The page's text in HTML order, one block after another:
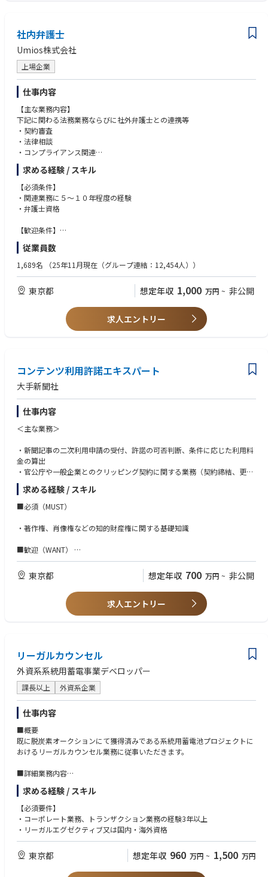
る幅広い事業ポートフォリオの知財・法務業務にも視野を広げていくこと
ができます。
■業務・会社の魅力
SBIグループは、証券・銀行・保険を核とした金融サービス事業を中心
に、資産運用、PE投資、暗号資産、バイオ・ヘルスケア、Web3にいたる
まで多角的に事業を展開しています。現在は、国内外で8,200万を超える
強固な顧客基盤を活かし、さらなる成長を続けています。
SBIホールディングス株式会社は、グループの中核となる持株会社とし
て、グループ全体の経営戦略策定や資本政策、ガバナンス強化を担い、金
融を超えた新たな価値創造と持続的成長を目指す、世界でもユニークな企
業生態系を築いています。
当社法務部では、当社およびグループ会社の契約審査や法的検討をはじ
め、法務に関連する業務全般を担当しています。グループ会社は、資産運
用、PE投資、暗号資産、バイオ・ヘルスケアなど多様な事業を展開してお
り、最先端の法律問題に携わる機会もあります。また、当社は国内外で積
極的にM&Aや資本業務提携を推進しており、入社後早い段階から国内外の
投資・M&A案件に関与することが可能です。
また、当社は、グループ全体でAIトランスフォーメーション（AX）を強力
に推進しており、法務部門においても契約審査や法務調査等の業務にリー
ガルテックを積極的に取り入れています。
社内弁護士
Umios株式会社
上場企業
仕事内容
【主な業務内容】
下記に関わる法務業務ならびに社外弁護士との連携等
・契約審査
・法律相談
・コンプライアンス関連
・紛争、訴訟対応
・M&A
・組織再編
【当ポジションの魅力】
ができます。
き、やりがいを感じやすいです。
・会社としても組織としても過渡期を迎えており、今回お迎えする方を中
心に裁量高く組織を作っていくことも可能です。
求める経験 / スキル
【必須条件】
・関連業務に５～１０年程度の経験
・弁護士資格
【歓迎条件】
・英語でのビジネスの実務経験
【求める能力】
・リスクを踏まえた実務的な提案・調整力
従業員数
1,689名 （25年11月現在（グループ連結：12,454人））
東京都 想定年収 1,000 万円 ~ 非公開
求人エントリー
コンテンツ利用許諾エキスパート
大手新聞社
仕事内容
＜主な業務＞
・新聞記事の二次利用申請の受付、許諾の可否判断、条件に応じた利用料
金の算出
・官公庁や一般企業とのクリッピング契約に関する業務（契約締結、更
新、契約条件の変更、解約、請求等）
・新たなデジタル利用に対する料金体系・運用ルールの検討
・その他、関連する業務全般
求める経験 / スキル
■必須（MUST）
・著作権、肖像権などの知的財産権に関する基礎知識
■歓迎（WANT）
・知財を扱うコンテンツ、メディア、出版業界での業務経験
・デジタル事業やSaaSサービスに関する基礎知識
・デジタル技術の進展と著作権に対する関心
・海外も含めた顧客や社内関係者と適切にコミュニケーションが取れる方
・チームワークを大切にできる方
・チャレンジ精神旺盛な方
東京都 想定年収 700 万円 ~ 非公開
求人エントリー
リーガルカウンセル
外資系系統用蓄電事業デベロッパー
課長以上 外資系企業
仕事内容
■概要
既に脱炭素オークションにて獲得済みである系統用蓄電池プロジェクトに
おけるリーガルカウンセル業務に従事いただきます。
■詳細業務内容
・新規市場参入に関する初期分析
・カウンターパーティスクリーニング等
・コーポレート関連業務（グループ内契約、グループ法人関連）
・外部アドバイザーとの連携
既に日本の長期脱炭素オークションにて12件の系統用蓄電池事業を落札済
み。
内1件は既にファイナンスクローズとなっており、今後もプロジェクトを
求める経験 / スキル
【必須要件】
・コーポレート業務、トランザクション業務の経験3年以上
・リーガルエグゼクティブ又は国内・海外資格
東京都 想定年収 960 万円 ~ 1,500 万円